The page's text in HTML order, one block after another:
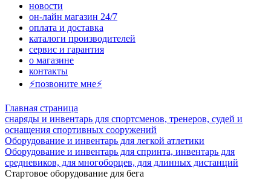
новости
он-лайн магазин 24/7
оплата и доставка
каталоги производителей
сервис и гарантия
о магазине
контакты
⚡позвоните мне⚡
Главная страница
снаряды и инвентарь для спортсменов, тренеров, судей и
оснащения спортивных сооружений
Оборудование и инвентарь для легкой атлетики
Оборудование и инвентарь для спринта, инвентарь для
средневиков, для многоборцев, для длинных дистанций
Стартовое оборудование для бега